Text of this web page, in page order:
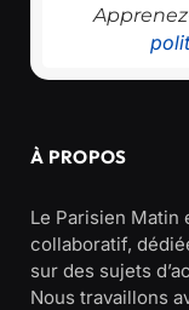
À PROPOS
Le Parisien Matin
collaboratif,
sur des sujets
Nous travaillons